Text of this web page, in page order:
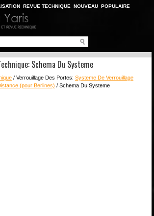
REVUE TECHNIQUE NOUVEAU POPULAIRE
Schema Du Systeme
/ Verrouillage Des Portes: Systeme De Verrouillage
(pour Berlines) / Schema Du Systeme